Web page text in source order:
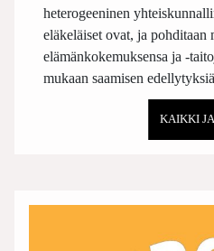
heterogeeninen
eläkeläiset ovat, ja pohditaan
elämänkokemuksensa ja -
mukaan saamisen
KAIKKI